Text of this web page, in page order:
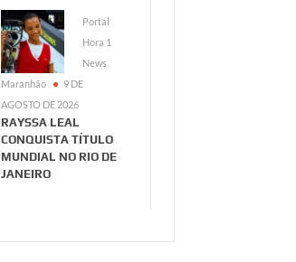
Portal
Hora 1
News
Maranhão
9 DE
AGOSTO DE 2026
RAYSSA LEAL
CONQUISTA TÍTULO
MUNDIAL NO RIO DE
JANEIRO